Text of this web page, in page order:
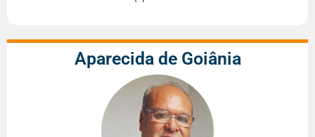
Aparecida de Goiânia